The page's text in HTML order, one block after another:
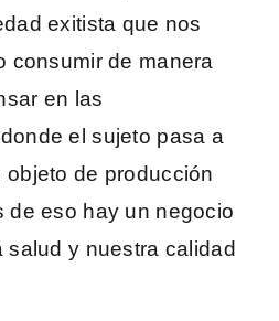
exitista que nos
consumir de manera
en las
el sujeto pasa a
de producción
de eso hay un negocio
y nuestra calidad